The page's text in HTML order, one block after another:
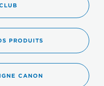
PRODUITS
CANON